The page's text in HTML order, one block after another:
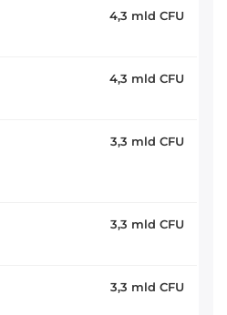
4,3 mld CFU
4,3 mld CFU
3,3 mld CFU
3,3 mld CFU
3,3 mld CFU